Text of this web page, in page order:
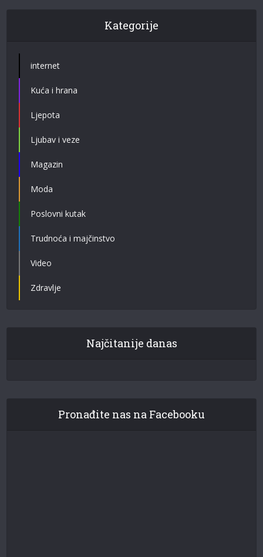
Kategorije
internet
Kuća i hrana
Ljepota
Ljubav i veze
Magazin
Moda
Poslovni kutak
Trudnoća i majčinstvo
Video
Zdravlje
Najčitanije danas
Pronađite nas na Facebooku